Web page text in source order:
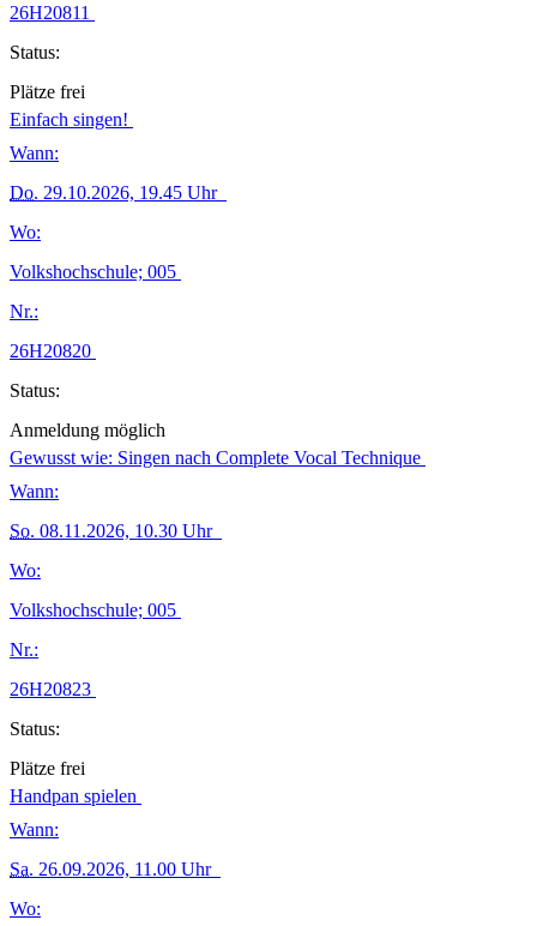
26H20811
Status:
Plätze frei
Einfach singen!
Wann:
Do. 29.10.2026, 19.45 Uhr
Wo:
Volkshochschule; 005
Nr.:
26H20820
Status:
Anmeldung möglich
Gewusst wie: Singen nach Complete Vocal Technique
Wann:
So. 08.11.2026, 10.30 Uhr
Wo:
Volkshochschule; 005
Nr.:
26H20823
Status:
Plätze frei
Handpan spielen
Wann:
Sa. 26.09.2026, 11.00 Uhr
Wo: